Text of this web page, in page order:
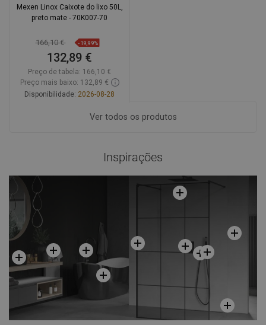
Mexen Linox Caixote do lixo 50L,
preto mate - 70K007-70
166,10 € -19,99%
132,89 €
Preço de tabela: 166,10 €
Preço mais baixo: 132,89 €
Disponibilidade: 2026-08-28
AdicionarVer todos os produtos
Inspirações